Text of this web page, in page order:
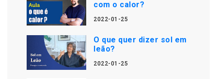
com o calor?
2022-01-25
O que quer dizer sol em
leão?
2022-01-25